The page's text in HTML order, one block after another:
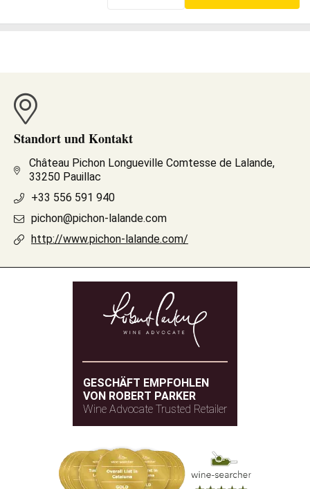
Standort und Kontakt
Château Pichon Longueville Comtesse de Lalande,
33250 Pauillac
+33 556 591 940
pichon@pichon-lalande.com
http://www.pichon-lalande.com/
GESCHÄFT EMPFOHLEN
VON ROBERT PARKER
Wine Advocate Trusted Retailer